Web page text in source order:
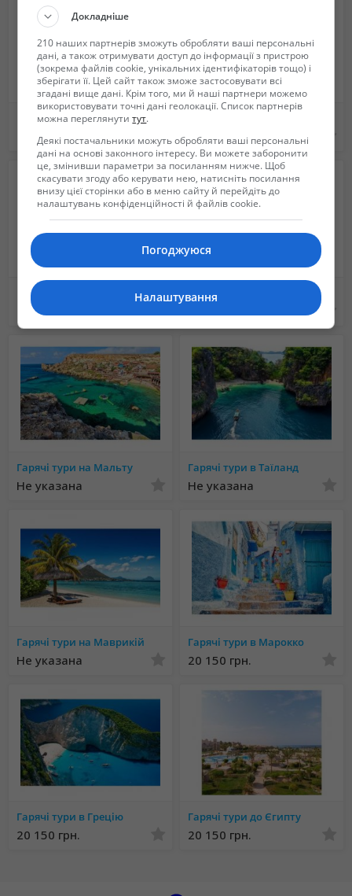
Бесплатно 20 150 грн.
Гарячі тури до Тунісу
20 150 грн.
Гарячі тури в Домінікану
Гарячі тури на Мальту
Не указана
Гарячі тури в Таїланд
Не указана
Гарячі тури на Маврикій
Не указана
Гарячі тури в Марокко
20 150 грн.
Гарячі тури в Грецію
20 150 грн.
Гарячі тури до Єгипту
20 150 грн.
Докладніше
210 наших партнерів зможуть обробляти ваші персональні
дані, а також отримувати доступ до інформації з пристрою
(зокрема файлів cookie, унікальних ідентифікаторів тощо) і
зберігати її. Цей сайт також зможе застосовувати всі
згадані вище дані. Крім того, ми й наші партнери можемо
використовувати точні дані геолокації. Список партнерів
можна переглянутитут.
Деякі постачальники можуть обробляти ваші персональні
дані на основі законного інтересу. Ви можете заборонити
це, змінивши параметри за посиланням нижче. Щоб
скасувати згоду або керувати нею, натисніть посилання
внизу цієї сторінки або в меню сайту й перейдіть до
налаштувань конфіденційності й файлів cookie.
Погоджуюся
Налаштування